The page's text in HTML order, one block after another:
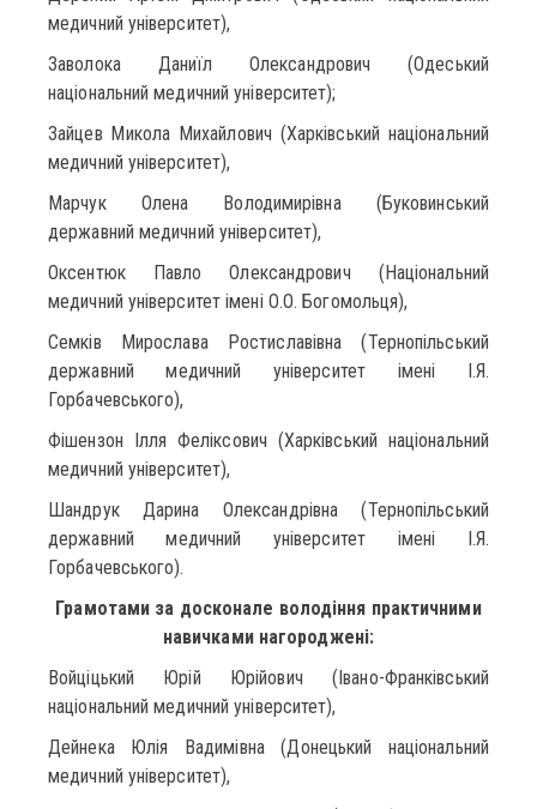
медичний університет),
Заволока Даниїл Олександрович (Одеський
національний медичний університет);
Зайцев Микола Михайлович (Харківський національний
медичний університет),
Марчук Олена Володимирівна (Буковинський
державний медичний університет),
Оксентюк Павло Олександрович (Національний
медичний університет імені О.О. Богомольця),
Семків Мирослава Ростиславівна (Тернопільський
державний медичний університет імені І.Я.
Горбачевського),
Фішензон Ілля Феліксович (Харківський національний
медичний університет),
Шандрук Дарина Олександрівна (Тернопільський
державний медичний університет імені І.Я.
Горбачевського).
Грамотами за досконале володіння практичними
навичками нагороджені:
Войціцький Юрій Юрійович (Івано-Франківський
національний медичний університет),
Дейнека Юлія Вадимівна (Донецький національний
медичний університет),